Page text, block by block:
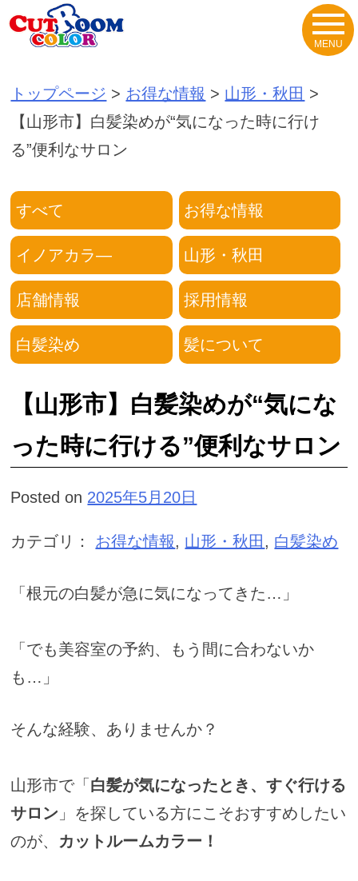
Skip
トップページ > お得な情報 > 山形・秋田 >
【山形市】白髪染めが“気になった時に行け
る”便利なサロン
すべて お得な情報
イノアカラ― 山形・秋田
店舗情報 採用情報
白髪染め 髪について
【山形市】白髪染めが“気にな
った時に行ける”便利なサロン
Posted on 2025年5月20日
カテゴリ： お得な情報, 山形・秋田 , 白髪染め
「根元の白髪が急に気になってきた…」
「でも美容室の予約、もう間に合わないか
も…」
そんな経験、ありませんか？
山形市で「 白髪が気になったとき、すぐ行ける
サロン 」を探している方にこそおすすめしたい
のが、 カットルームカラー！